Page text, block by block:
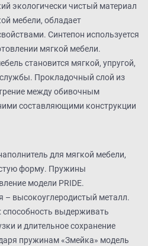
экологически чистый материал
мебели, обладает
Синтепон используется
мягкой мебели.
становится мягкой, упругой,
службы. Прокладочный слой из
между обивочным
составляющими конструкции
для мягкой мебели,
форму. Пружины
модели PRIDE.
– высокоуглеродистый металл.
выдерживать
и длительное сохранение
пружинам «Змейка» модель